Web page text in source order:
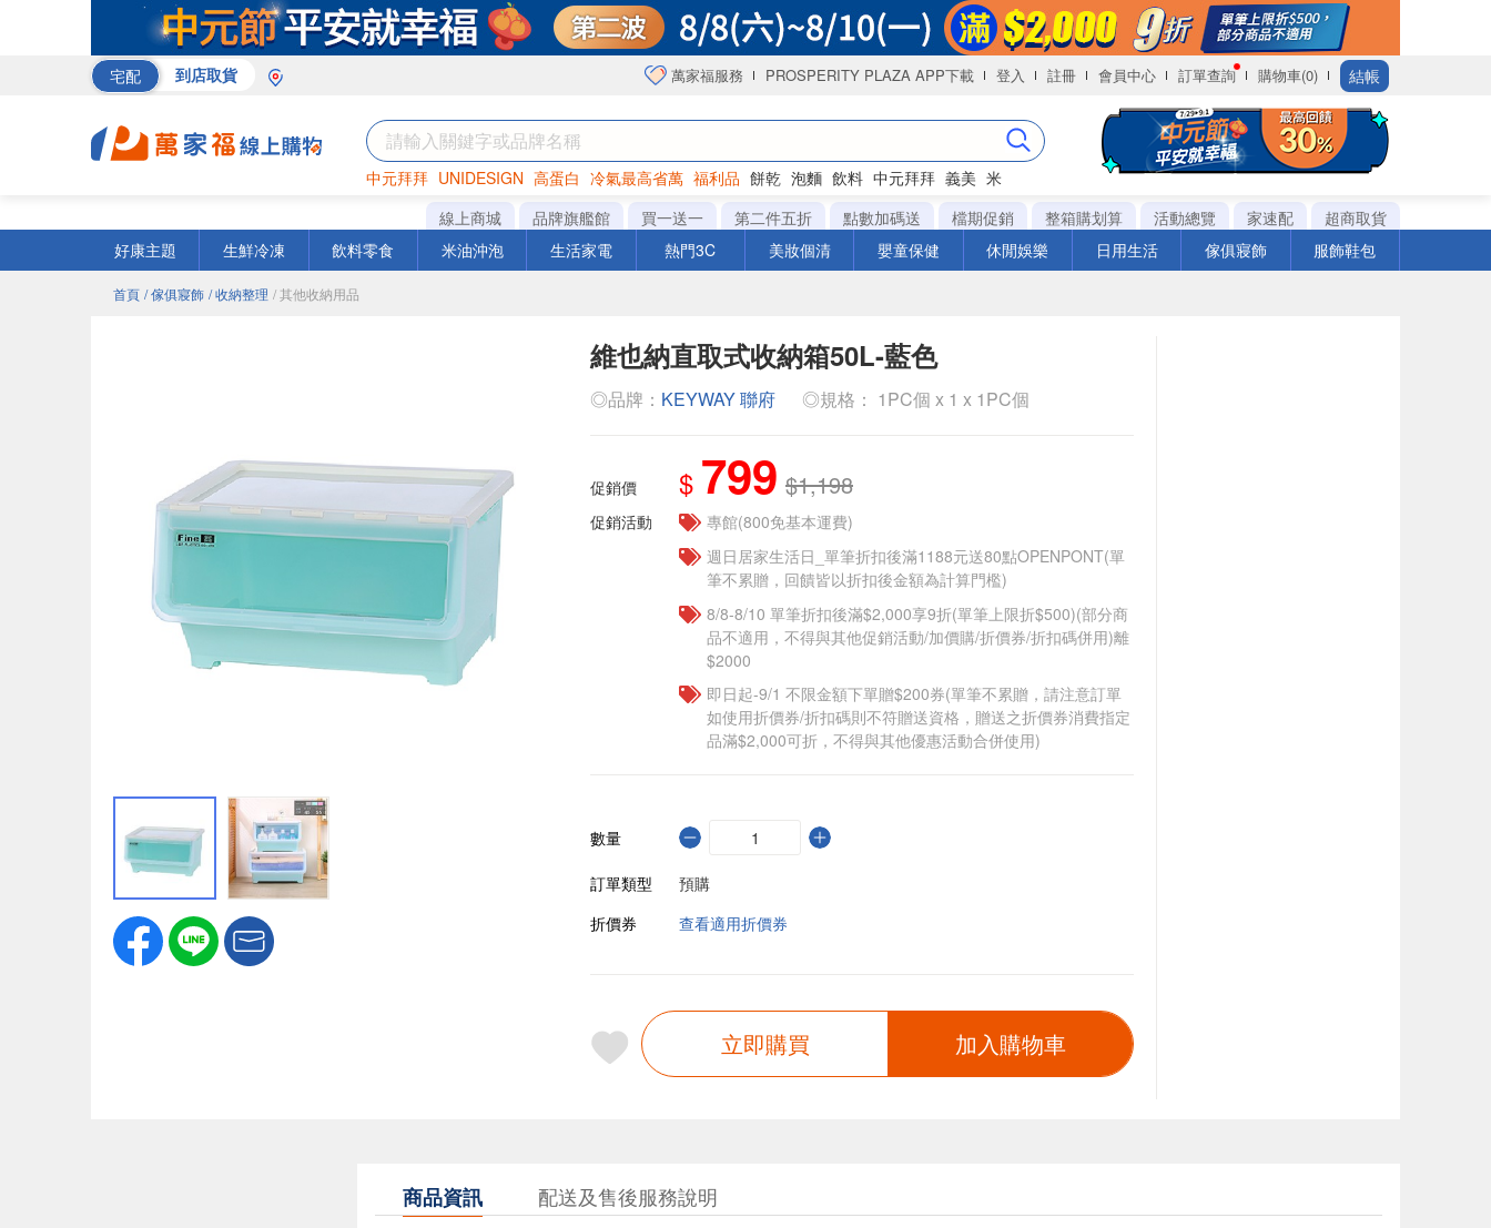
宅配 到店取貨 萬家福服務 PROSPERITY PLAZA APP下載 登入 註冊 會員中心 訂單查詢 購物車(0) 結帳
中元拜拜 UNIDESIGN 高蛋白 冷氣最高省萬 福利品 餅乾 泡麵 飲料 中元拜拜 義美 米
罐頭 咖啡 海苔
線上商城 品牌旗艦館 買一送一 第二件五折 點數加碼送 檔期促銷 整箱購划算 活動總覽 家速配
超商取貨
好康主題
生鮮冷凍 飲料零食 米油沖泡 生活家電 熱門3C 美妝個清 嬰童保健 休閒娛樂 日用生活 傢俱寢飾 服飾鞋包
首頁 / 傢俱寢飾 / 收納整理 / 其他收納用品
維也納直取式收納箱50L-藍色
◎品牌： KEYWAY 聯府 ◎規格： 1PC個 x 1 x 1PC個
促銷價 $ 799 $1,198
促銷活動
專館(800免基本運費)
週日居家生活日_單筆折扣後滿1188元送80點OPENPONT(單
筆不累贈，回饋皆以折扣後金額為計算門檻)
8/8-8/10 單筆折扣後滿$2,000享9折(單筆上限折$500)(部分商
品不適用，不得與其他促銷活動/加價購/折價券/折扣碼併用)離
$2000
即日起-9/1 不限金額下單贈$200券(單筆不累贈，請注意訂單
如使用折價券/折扣碼則不符贈送資格，贈送之折價券消費指定
品滿$2,000可折，不得與其他優惠活動合併使用)
數量
訂單類型
預購
折價券
查看適用折價券
立即購買 加入購物車
商品資訊 配送及售後服務說明